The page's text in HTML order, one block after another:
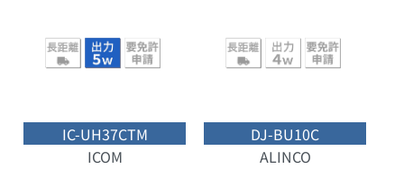
IC-UH37CTM
ICOM
DJ-BU10C
ALINCO